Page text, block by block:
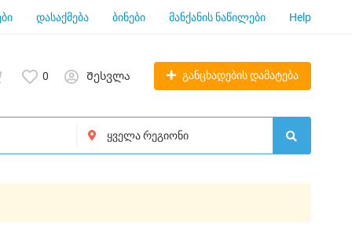
დასაქმება ბინები მანქანის ნაწილები Help
0 Შესვლა განცხადების დამატება